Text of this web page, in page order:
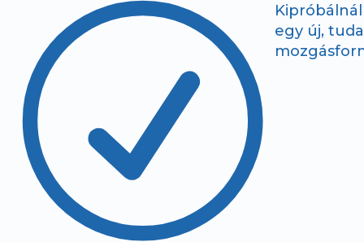
R
Kipróbálnál
egy új,